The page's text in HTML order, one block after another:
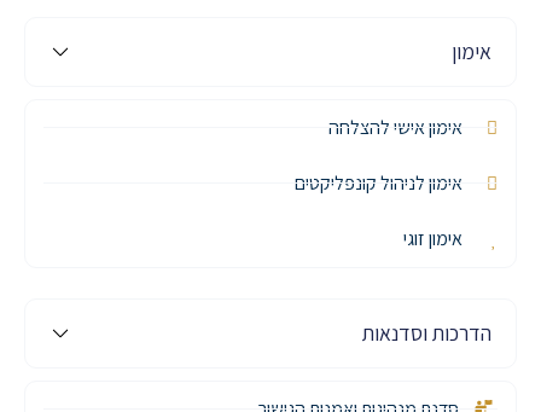
אימון
אימון אישי להצלחה
אימון לניהול קונפליקטים
אימון זוגי
הדרכות וסדנאות